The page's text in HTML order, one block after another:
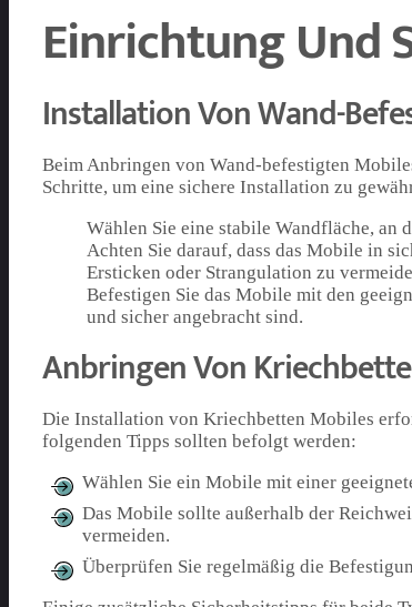
Einrichtung Und
Installation Von Wand-
Beim Anbringen von Wand-befestigten
Schritte, um eine sichere Installation zu
Wählen Sie eine stabile Wandfläche, an
Achten Sie darauf, dass das Mobile in
Ersticken oder Strangulation zu
Befestigen Sie das Mobile mit den
und sicher angebracht sind.
Anbringen Von
Die Installation von Kriechbetten Mobiles
folgenden Tipps sollten befolgt werden:
Wählen Sie ein Mobile mit einer
Das Mobile sollte außerhalb der
vermeiden.
Überprüfen Sie regelmäßig die